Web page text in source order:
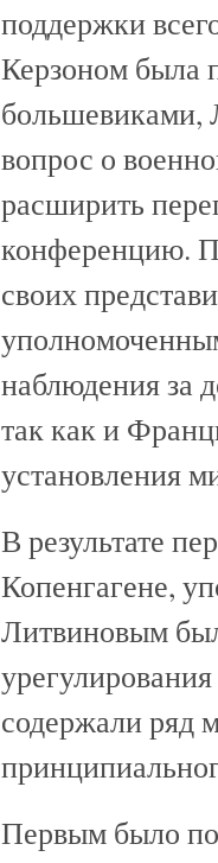
поддержки
Керзоном была
большевиками,
вопрос о
расширить
конференцию.
своих
наблюдения за
так как и
установления
В результате
Копенгагене,
Литвиновым
содержали ряд
Первым было